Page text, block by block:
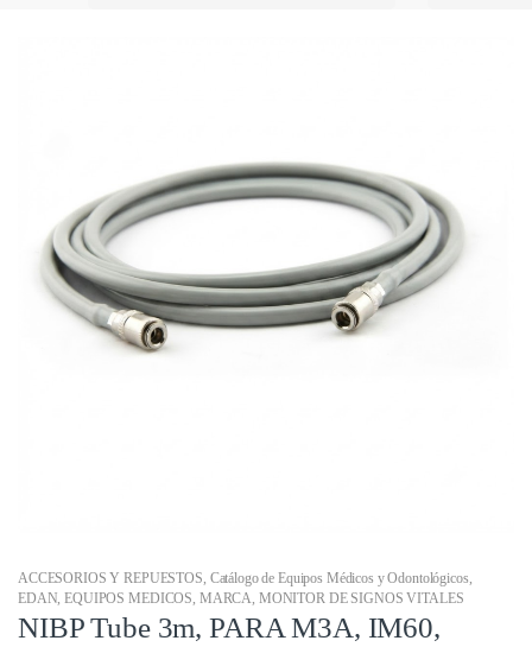
ACCESORIOS Y REPUESTOS, Catálogo de Equipos Médicos y Odontológicos,
EDAN,EQUIPOS MEDICOS, MARCA, MONITOR DE SIGNOS VITALES
NIBP Tube 3m, PARA M3A, IM60,